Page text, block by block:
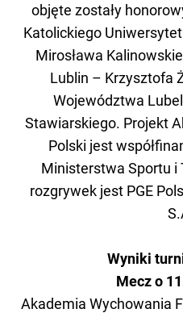
objęte zostały
Katolickiego
Mirosława
Lublin – Krzysztofa
Województwa
Stawiarskiego. Projekt
Polski jest
Ministerstwa Sportu i
rozgrywek jest PGE
Wyniki
Mecz o
Akademia Wychowania